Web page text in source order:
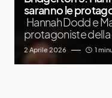
saranno le
Hannah Dodd e
protagoniste
2 Aprile 2026 1